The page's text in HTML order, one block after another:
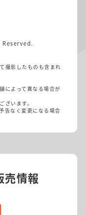
撮影したものも含まれ
によって異なる場合が
います。
告なく変更になる場合
売情報